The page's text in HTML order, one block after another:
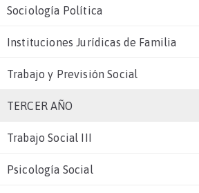
Sociología Política
Instituciones Jurídicas de Familia
Trabajo y Previsión Social
TERCER AÑO
Trabajo Social III
Psicología Social